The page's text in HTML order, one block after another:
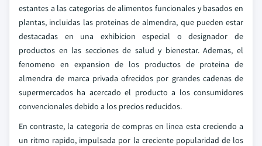
estantes a las categorias de alimentos funcionales y basados en
plantas, incluidas las proteinas de almendra, que pueden estar
destacadas en una exhibicion especial o designador de
productos en las secciones de salud y bienestar. Ademas, el
fenomeno en expansion de los productos de proteina de
almendra de marca privada ofrecidos por grandes cadenas de
supermercados ha acercado el producto a los consumidores
convencionales debido a los precios reducidos.
En contraste, la categoria de compras en linea esta creciendo a
un ritmo rapido, impulsada por la creciente popularidad de los